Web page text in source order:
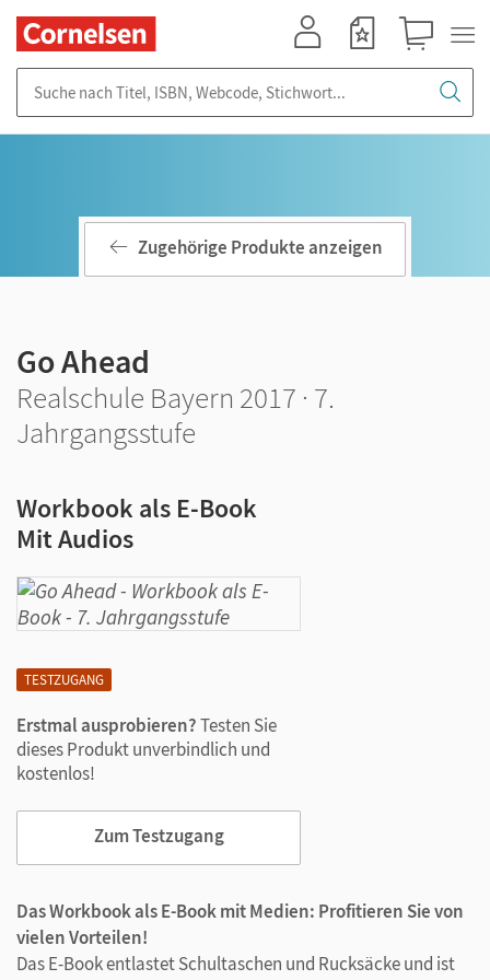
TESTZUGANG
Erstmal ausprobieren?Testen Sie
dieses Produkt unverbindlich und
kostenlos!
Zum Testzugang
Zugehörige Produkte anzeigen
Go Ahead
Realschule Bayern 2017 · 7.
Jahrgangsstufe
Workbook als E-Book
Mit Audios
Das Workbook als E-Book mit Medien: Profitieren Sie von
vielen Vorteilen!
Das E-Book entlastet Schultaschen und Rucksäcke und ist